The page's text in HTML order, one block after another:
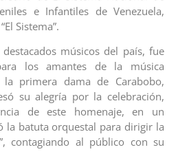
e Infantiles de Venezuela,
Sistema”.
músicos del país, fue
los amantes de la música
la primera dama de Carabobo,
su alegría por la celebración,
de este homenaje, en un
la batuta orquestal para dirigir la
contagiando al público con su